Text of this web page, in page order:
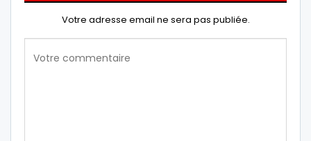
Votre adresse email ne sera pas publiée.